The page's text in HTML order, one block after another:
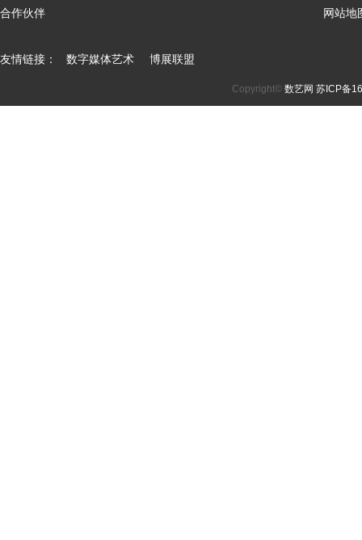
合作伙伴
网站地
友情链接： 数字媒体艺术 博展联盟
Copyright© 数艺网 苏ICP备